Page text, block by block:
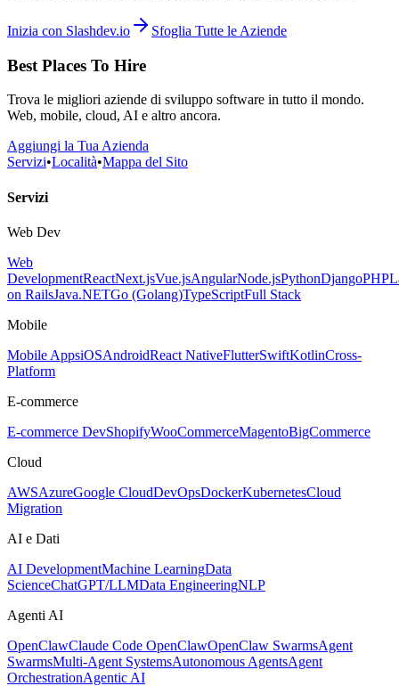
Inizia con Slashdev.io Sfoglia Tutte le Aziende
Best Places To Hire
Trova le migliori aziende di sviluppo software in tutto il mondo.
Web, mobile, cloud, AI e altro ancora.
Aggiungi la Tua Azienda
Servizi•Località•Mappa del Sito
Servizi
Web Dev
Web
DevelopmentReactNext.jsVue.jsAngularNode.jsPythonDjangoPHP
on RailsJava.NETGo (Golang)TypeScriptFull Stack
Mobile
Mobile AppsiOSAndroidReact NativeFlutterSwiftKotlinCross-
Platform
E-commerce
E-commerce DevShopifyWooCommerceMagentoBigCommerce
Cloud
AWSAzureGoogle CloudDevOpsDockerKubernetesCloud
Migration
AI e Dati
AI DevelopmentMachine LearningData
ScienceChatGPT/LLMData EngineeringNLP
Agenti AI
OpenClawClaude Code OpenClawOpenClaw SwarmsAgent
SwarmsMulti-Agent SystemsAutonomous AgentsAgent
OrchestrationAgentic AI